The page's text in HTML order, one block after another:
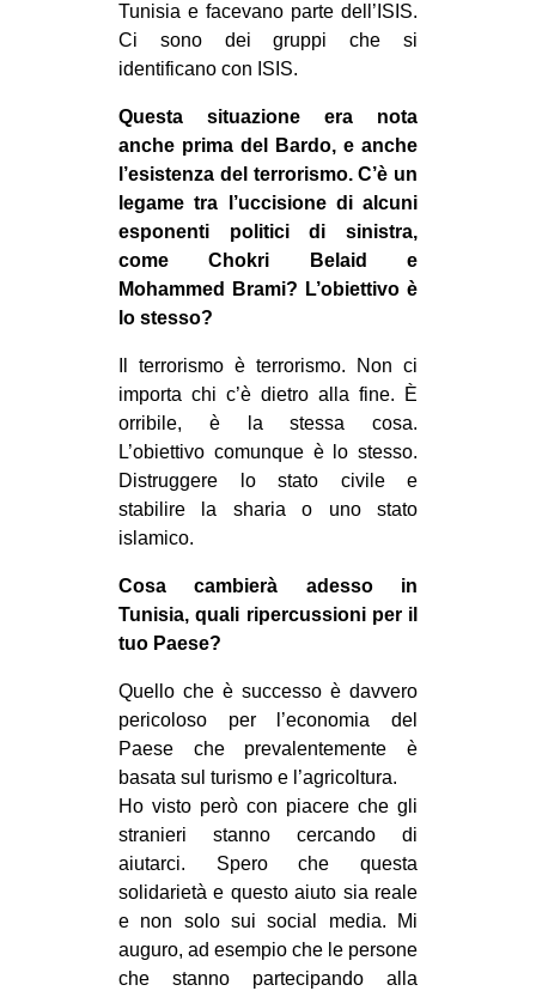
Tunisia e facevano parte dell’ISIS.
Ci sono dei gruppi che si
identificano con ISIS.
Questa situazione era nota
anche prima del Bardo, e anche
l’esistenza del terrorismo. C’è un
legame tra l’uccisione di alcuni
esponenti politici di sinistra,
come Chokri Belaid e
Mohammed Brami? L’obiettivo è
lo stesso?
Il terrorismo è terrorismo. Non ci
importa chi c’è dietro alla fine. È
orribile, è la stessa cosa.
L’obiettivo comunque è lo stesso.
Distruggere lo stato civile e
stabilire la sharia o uno stato
islamico.
Cosa cambierà adesso in
Tunisia, quali ripercussioni per il
tuo Paese?
Quello che è successo è davvero
pericoloso per l’economia del
Paese che prevalentemente è
basata sul turismo e l’agricoltura.
Ho visto però con piacere che gli
stranieri stanno cercando di
aiutarci. Spero che questa
solidarietà e questo aiuto sia reale
e non solo sui social media. Mi
auguro, ad esempio che le persone
che stanno partecipando alla